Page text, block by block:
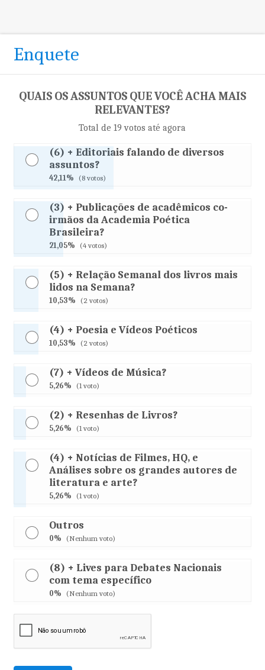
Enquete
QUAIS OS ASSUNTOS QUE VOCÊ ACHA MAIS
RELEVANTES?
Total de 19 votos até agora
(6) + Editoriais falando de diversos
assuntos?
42,11% (8 votos)
(3) + Publicações de acadêmicos co-
irmãos da Academia Poética
Brasileira?
21,05% (4 votos)
(5) + Relação Semanal dos livros mais
lidos na Semana?
10,53% (2 votos)
(4) + Poesia e Vídeos Poéticos
10,53% (2 votos)
(7) + Vídeos de Música?
5,26% (1 voto)
(2) + Resenhas de Livros?
5,26% (1 voto)
(4) + Notícias de Filmes, HQ, e
Análises sobre os grandes autores de
literatura e arte?
5,26% (1 voto)
Outros
0% (Nenhum voto)
(8) + Lives para Debates Nacionais
com tema específico
0% (Nenhum voto)